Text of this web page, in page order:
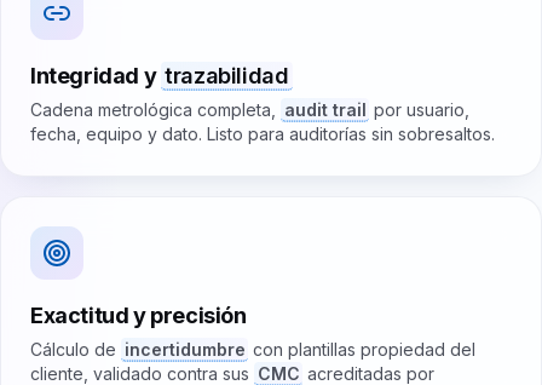
Integridad y trazabilidad
Cadena metrológica completa, audit trail por usuario,
fecha, equipo y dato. Listo para auditorías sin sobresaltos.
Exactitud y precisión
Cálculo de incertidumbre con plantillas propiedad del
cliente, validado contra sus CMC acreditadas por